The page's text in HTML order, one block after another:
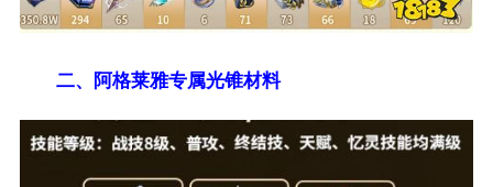
二、阿格莱雅专属光锥材料